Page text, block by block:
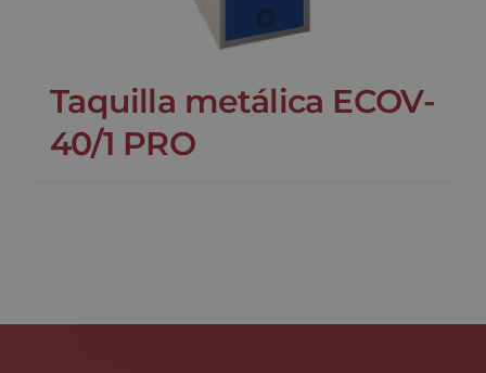
Taquilla metálica ECOV-
40/1 PRO